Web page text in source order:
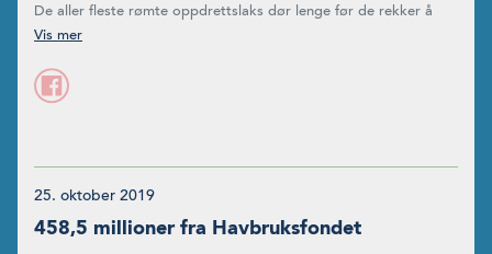
De aller fleste rømte oppdrettslaks dør lenge før de rekker å
svømme opp i en elv.
25. oktober 2019
458,5 millioner fra Havbruksfondet